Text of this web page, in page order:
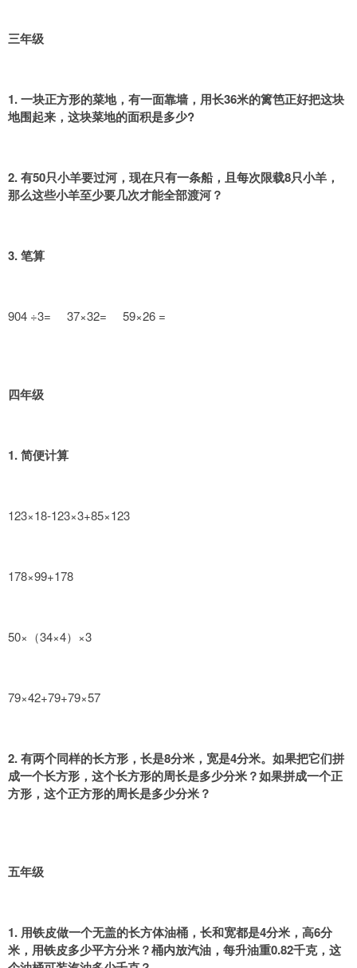
三年级
1. 一块正方形的菜地，有一面靠墙，用长36米的篱笆正好把这块
地围起来，这块菜地的面积是多少?
2. 有50只小羊要过河，现在只有一条船，且每次限载8只小羊，
那么这些小羊至少要几次才能全部渡河？
3. 笔算
904 ÷3= 37×32= 59×26 =
四年级
1. 简便计算
123×18-123×3+85×123
178×99+178
50×（34×4）×3
79×42+79+79×57
2. 有两个同样的长方形，长是8分米，宽是4分米。如果把它们拼
成一个长方形，这个长方形的周长是多少分米？如果拼成一个正
方形，这个正方形的周长是多少分米？
五年级
1. 用铁皮做一个无盖的长方体油桶，长和宽都是4分米，高6分
米，用铁皮多少平方分米？桶内放汽油，每升油重0.82千克，这